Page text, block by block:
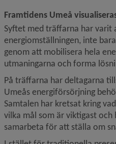
Framtidens Umeå
Syftet med träffarna har varit
energiomställningen, inte
genom att mobilisera hela
utmaningarna och forma
På träffarna har deltagarna
Umeås energiförsörjning
Samtalen har kretsat kring
vilka mål som är viktigast
samarbeta för att ställa om